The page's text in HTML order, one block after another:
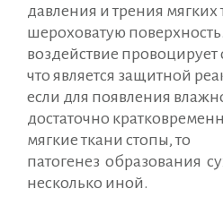
давления и трения мягких
шероховатую
воздействие
что является защитной
если для появления
достаточно
мягкие ткани стопы, то
патогенез образования
несколько иной.